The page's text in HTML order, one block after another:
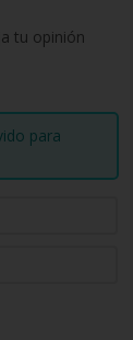
tu opinión
para